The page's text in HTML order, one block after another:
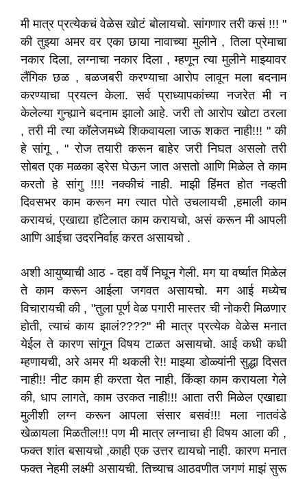
मी मात्र प्रत्येकचं वेळेस खोटं बोलायचो. सांगणार तरी कसं !!! "
की तुझ्या अमर वर एका छाया नावाच्या मुलीने , तिला प्रेमाचा
नकार दिला, लग्नाचा नकार दिला , म्हणून त्या मुलीने माझ्यावर
लैंगिक छळ , बळजबरी करण्याचा आरोप लावून मला बदनाम
करण्याचा प्रयत्न केला. सर्व प्राध्यापकांच्या नजरेत मी न
केलेल्या गुन्ह्याने बदनाम झालो आहे. जरी तो आरोप खोटा ठरला
, तरी मी त्या कॉलेजमध्ये शिकवायला जाऊ शकत नाही!!! " की
हे सांगू , " रोज तयारी करून बाहेर जरी निघत असलो तरी
सोबत एक मळका ड्रेस घेऊन जात असतो आणि मिळेल ते काम
करतो हे सांगु !!!! नक्कीचं नाही. माझी हिंमत होत नव्हती
दिवसभर काम करून मग त्यात पोते उचलायची ,हमाली काम
करायचं, एखाद्या हॉटेलात काम करायचो, असं करून मी आपली
आणि आईचा उदरनिर्वाह करत असायचो .
अशी आयुष्याची आठ - दहा वर्षे निघून गेली. मग या वर्ष्यात मिळेल
ते काम करून आईला जगवत असायचो. मग आई मध्येच
विचारायची की , "तुला पूर्ण वेळ पगारी मास्तर ची नोकरी मिळणार
होती, त्याचं काय झालं????" मी मात्र प्रत्येक वेळेस मनात
येईल ते कारण सांगून विषय टाळत असायचो. आई कधी कधी
म्हणायची, अरे अमर मी थकली रे!! माझ्या डोळ्यांनी सुद्धा दिसत
नाही!! नीट काम ही करता येत नाही, किंव्हा काम करायला गेले
की, धाप लागते, काम उरकत नाही!!! आता तरी मिळेल एखाद्या
मुलीशी लग्न करून आपला संसार बसवं!!! मला नातवंडे
खेळायला मिळतील!!! पण मी मात्र लग्नाचा ही विषय आला की ,
फक्त शांत बसायचो ,काही एक उत्तर द्यायचो नाही. कारण मनात
फक्त नेहमी लक्ष्मी असायची. तिच्याच आठवणीत जगणं माझं सुरू